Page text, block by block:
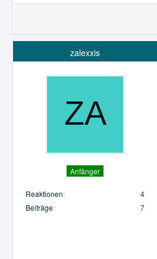
zalexxis
Anfänger
Reaktionen
4
Beiträge
7